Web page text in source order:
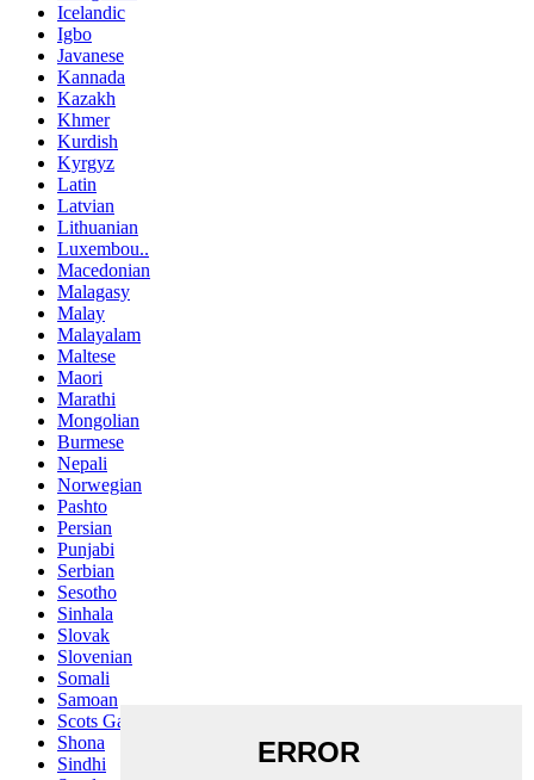
Icelandic
Igbo
Javanese
Kannada
Kazakh
Khmer
Kurdish
Kyrgyz
Latin
Latvian
Lithuanian
Luxembou..
Macedonian
Malagasy
Malay
Malayalam
Maltese
Maori
Marathi
Mongolian
Burmese
Nepali
Norwegian
Pashto
Persian
Punjabi
Serbian
Sesotho
Sinhala
Slovak
Slovenian
Somali
Samoan
Scots Gaelic
Shona
Sindhi